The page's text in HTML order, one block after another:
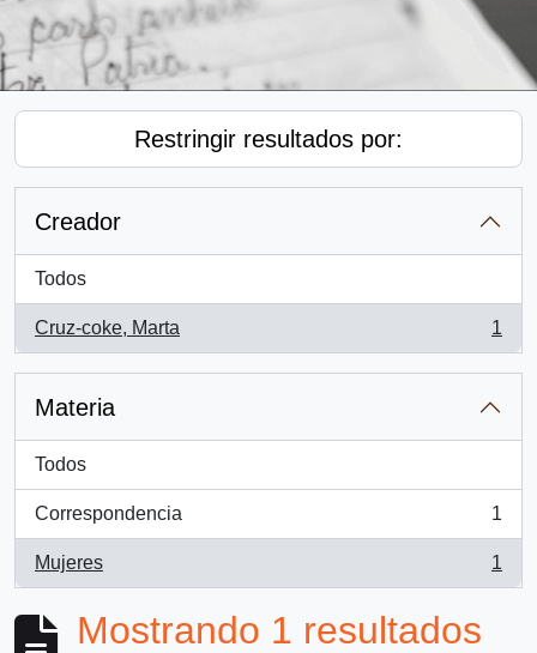
Restringir resultados por:
Creador
Todos
Cruz-coke, Marta
, 1 resultados
1
Materia
Todos
Correspondencia
, 1 resultados
1
Mujeres
, 1 resultados
1
Mostrando 1 resultados